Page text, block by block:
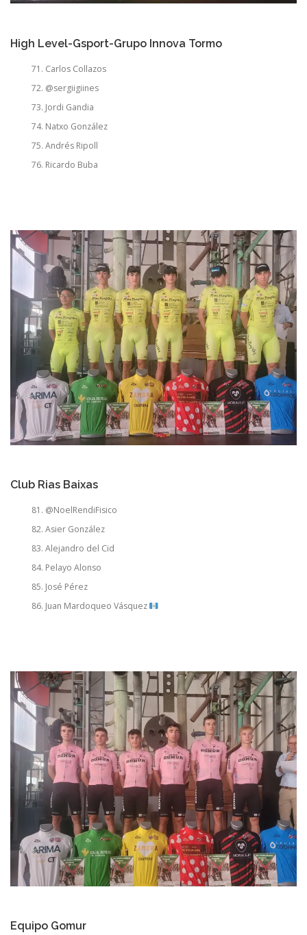
High Level-Gsport-Grupo Innova Tormo
Carlos Collazos
@sergiigiines
Jordi Gandia
Natxo González
Andrés Ripoll
Ricardo Buba
Club Rias Baixas
@NoelRendiFisico
Asier González
Alejandro del Cid
Pelayo Alonso
José Pérez
Juan Mardoqueo Vásquez
Equipo Gomur